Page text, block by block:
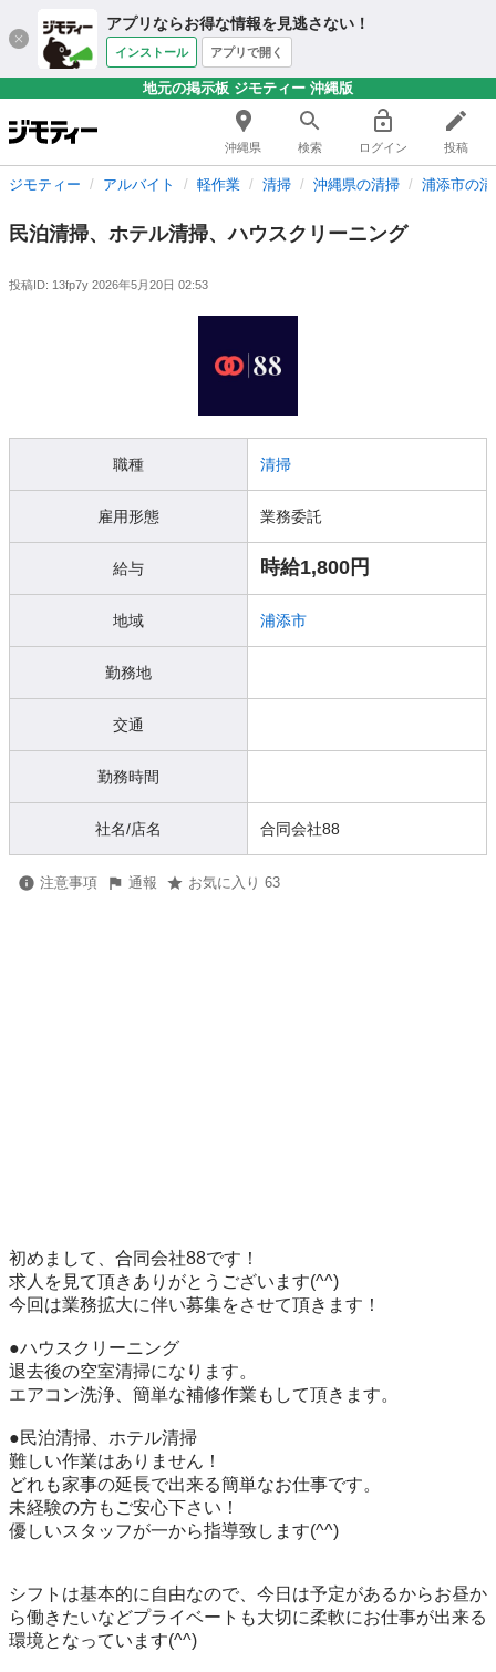
アプリならお得な情報を見逃さない！
インストール アプリで開く
地元の掲示板 ジモティー 沖縄版
沖縄県 検索 ログイン 投稿
ジモティー アルバイト 軽作業 清掃 沖縄県の清掃 浦添市の
民泊清掃、ホテル清掃、ハウスクリーニング
投稿ID: 13fp7y 2026年5月20日 02:53
職種 清掃
雇用形態 業務委託
給与 時給1,800円
地域 浦添市
勤務地
交通
勤務時間
社名/店名 合同会社88
注意事項 通報 お気に入り 63
初めまして、合同会社88です！
求人を見て頂きありがとうございます(^^)
今回は業務拡大に伴い募集をさせて頂きます！
●ハウスクリーニング
退去後の空室清掃になります。
エアコン洗浄、簡単な補修作業もして頂きます。
●民泊清掃、ホテル清掃
難しい作業はありません！
どれも家事の延長で出来る簡単なお仕事です。
未経験の方もご安心下さい！
優しいスタッフが一から指導致します(^^)
シフトは基本的に自由なので、今日は予定があるからお昼か
ら働きたいなどプライベートも大切に柔軟にお仕事が出来る
環境となっています(^^)